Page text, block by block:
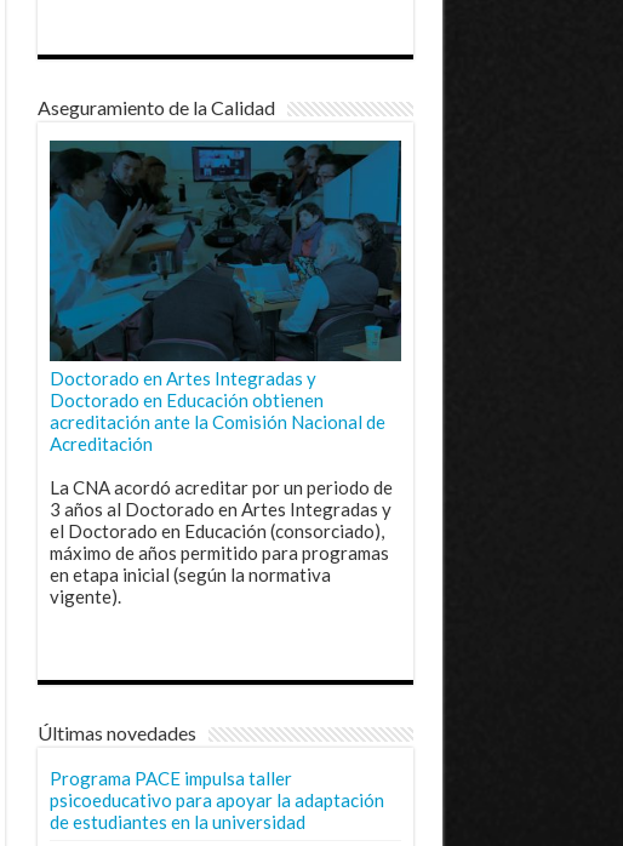
Aseguramiento de la Calidad
Doctorado en Artes Integradas y
Doctorado en Educación obtienen
acreditación ante la Comisión Nacional de
Acreditación
La CNA acordó acreditar por un periodo de
3 años al Doctorado en Artes Integradas y
el Doctorado en Educación (consorciado),
máximo de años permitido para programas
en etapa inicial (según la normativa
vigente).
Últimas novedades
Programa PACE impulsa taller
psicoeducativo para apoyar la adaptación
de estudiantes en la universidad